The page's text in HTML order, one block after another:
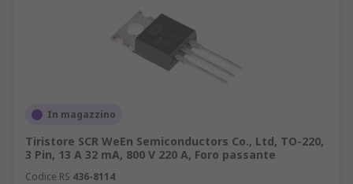
In magazzino
Tiristore SCR WeEn Semiconductors Co., Ltd, TO-220,
3 Pin, 13 A 32 mA, 800 V 220 A, Foro passante
Codice RS 436-8114